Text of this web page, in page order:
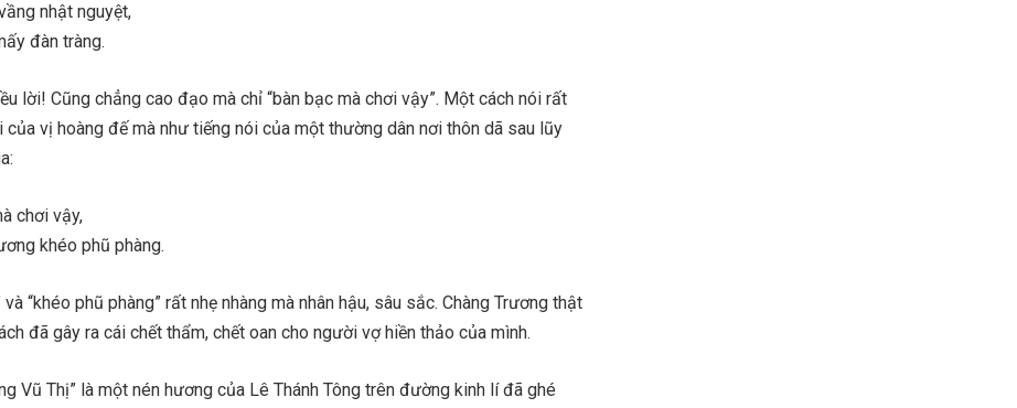
nhật nguyệt,
đàn tràng.
lời! Cũng chẳng cao đạo mà chỉ “bàn bạc mà chơi vậy”. Một cách nói rất
của vị hoàng đế mà như tiếng nói của một thường dân nơi thôn dã sau lũy
chơi vậy,
khéo phũ phàng.
và “khéo phũ phàng” rất nhẹ nhàng mà nhân hậu, sâu sắc. Chàng Trương thật
đã gây ra cái chết thẩm, chết oan cho người vợ hiền thảo của mình.
Vũ Thị” là một nén hương của Lê Thánh Tông trên đường kinh lí đã ghé